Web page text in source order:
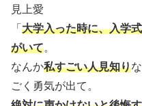
見上愛
「 大学入った時に、入学
がいて。
なんか私すごい人見知り
ごく勇気が出て。